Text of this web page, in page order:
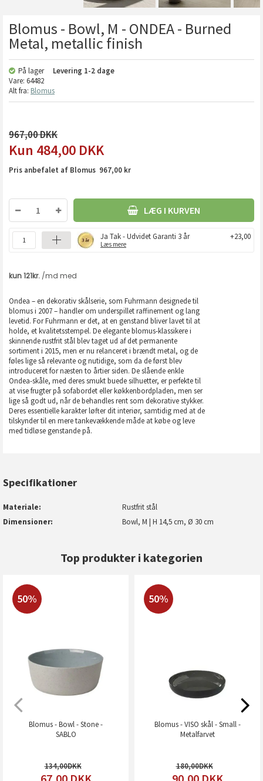
Blomus - Bowl, M - ONDEA - Burned
Metal, metallic finish
På lager Levering 1-2 dage
Vare: 64482
Alt fra: Blomus
967,00
484,00 DKK
Pris anbefalet af Blomus 967,00 kr
LÆG I KURVEN
Ja Tak - Udvidet Garanti 3 år
Læs mere
+23,00
Ondea – en dekorativ skålserie, som Fuhrmann designede til
blomus i 2007 – handler om underspillet raffinement og lang
levetid. For Fuhrmann er det, at en genstand bliver lavet til at
holde, et kvalitetsstempel. De elegante blomus-klassikere i
skinnende rustfrit stål blev taget ud af det permanente
sortiment i 2015, men er nu relanceret i brændt metal, og de
føles lige så relevante og nutidige, som da de først blev
introduceret for næsten to årtier siden. De slående enkle
Ondea-skåle, med deres smukt buede silhuetter, er perfekte til
at vise frugter på sofabordet eller køkkenbordpladen, men ser
lige så godt ud, når de behandles rent som dekorative stykker.
Deres essentielle karakter løfter dit interiør, samtidig med at de
tilskynder til en mere tankevækkende måde at købe og leve
med tidløse genstande på.
Specifikationer
Materiale
Rustfrit stål
Dimensioner
Bowl, M | H 14,5 cm, Ø 30 cm
Top produkter i kategorien
50%
Blomus - Bowl - Stone -
SABLO
134,00
50%
Blomus - VISO skål - Small -
Metalfarvet
180,00